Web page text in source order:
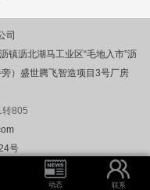
司
镇沥北湖马工业区“毛地入市”沥
）盛世腾飞智造项目3号厂房
805
号
动态 联系